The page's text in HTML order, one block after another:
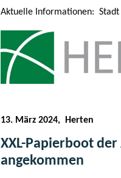
Aktuelle Informationen: Stadt
13. März 2024, Herten
XXL-Papierboot
angekommen